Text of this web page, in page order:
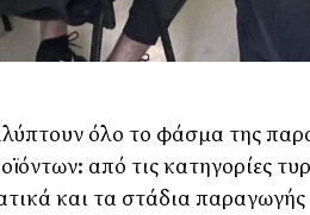
όλο το φάσμα της
από τις κατηγορίες
και τα στάδια